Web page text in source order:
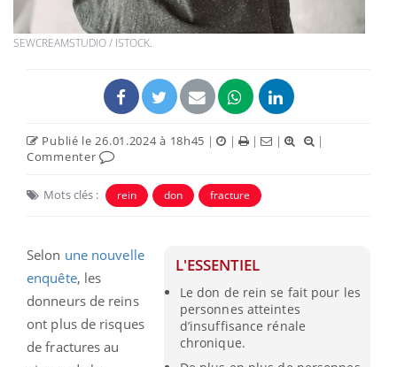
SEWCREAMSTUDIO / ISTOCK.
Publié le 26.01.2024 à 18h45 | | | |
|
Commenter
Mots clés : rein don fracture
L'ESSENTIEL
Le don de rein se fait pour les
personnes atteintes
d’insuffisance rénale
chronique.
Selon une nouvelle
enquête, les
donneurs de reins
ont plus de risques
de fractures au